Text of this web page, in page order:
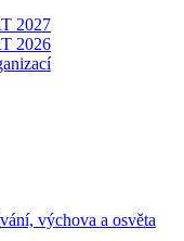
2027
2026
výchova a osvěta